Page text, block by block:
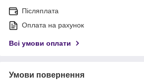
Післяплата
Оплата на рахунок
Всі умови оплати
Умови повернення